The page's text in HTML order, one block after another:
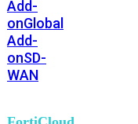
Add-
onGlobal
Add-
onSD-
WAN